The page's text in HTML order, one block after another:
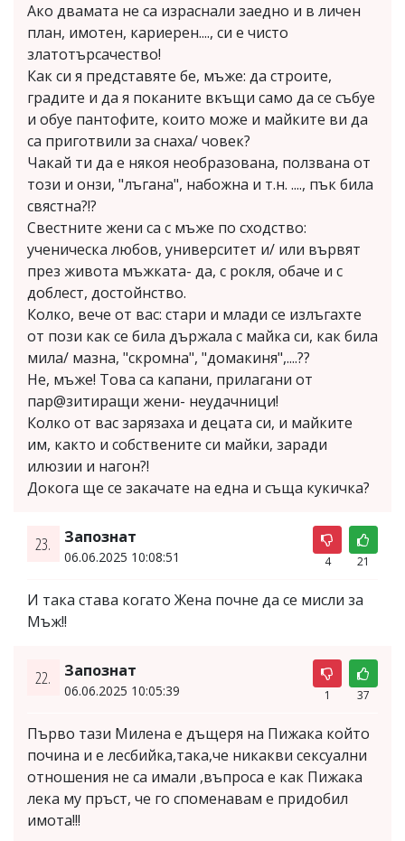
Ако двамата не са израснали заедно и в личен
план, имотен, кариерен...., си е чисто
златотърсачество!
Как си я представяте бе, мъже: да строите,
градите и да я поканите вкъщи само да се събуе
и обуе пантофите, които може и майките ви да
са приготвили за снаха/ човек?
Чакай ти да е някоя необразована, ползвана от
този и онзи, "лъгана", набожна и т.н. ...., пък била
свястна?!?
Свестните жени са с мъже по сходство:
ученическа любов, университет и/ или вървят
през живота мъжката- да, с рокля, обаче и с
доблест, достойнство.
Колко, вече от вас: стари и млади се излъгахте
от пози как се била държала с майка си, как била
мила/ мазна, "скромна", "домакиня",....??
Не, мъже! Това са капани, прилагани от
пар@зитиращи жени- неудачници!
Колко от вас зарязаха и децата си, и майките
им, както и собствените си майки, заради
илюзии и нагон?!
Докога ще се закачате на една и съща кукичка?
23. Запознат
06.06.2025 10:08:51 4 21
И така става когато Жена почне да се мисли за
Мъж!!
22. Запознат
06.06.2025 10:05:39 1 37
Първо тази Милена е дъщеря на Пижака който
почина и е лесбийка,така,че никакви сексуални
отношения не са имали ,въпроса е как Пижака
лека му пръст, че го споменавам е придобил
имота!!!